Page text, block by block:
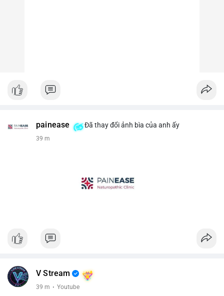
painease Đã thay đổi ảnh bìa của anh ấy
39 m
V Stream
39 m · Youtube